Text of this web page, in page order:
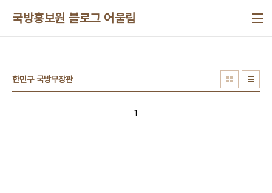
국방홍보원 블로그 어울림
한민구 국방부장관
1